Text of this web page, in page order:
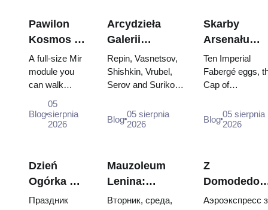
Pawilon
Kosmos na
WDNCh:
Wewnątrz
największej
rosyjskiej
wystawy
A full-size Mir
module you
can walk
through, the
Energia–Buran
model,
capsules and
120 pieces of
flight...
Blog
05
sierpnia
2026
Arcydzieła
Galerii
Tretiakowskiej:
Obrazy, dla
których warto
wizytę
Repin, Vasnetsov,
Shishkin, Vrubel,
Serov and Surikov
stop people, where
they hang, and why
Blog 05 sierpnia
2026
Skarby
Arsenału
Kremla:
Fabergé,
trony i szaty
Ten Imperial
Fabergé eggs,
Cap of
double throne of
two boy tsars
Catherine...
Blog05 sierpnia
2026
Dzień
Ogórka w
Suzdalu
Праздник
Mauzoleum
Lenina:
godziny
Вторник, среда,
Z
do centrum
Аэроэкспресс